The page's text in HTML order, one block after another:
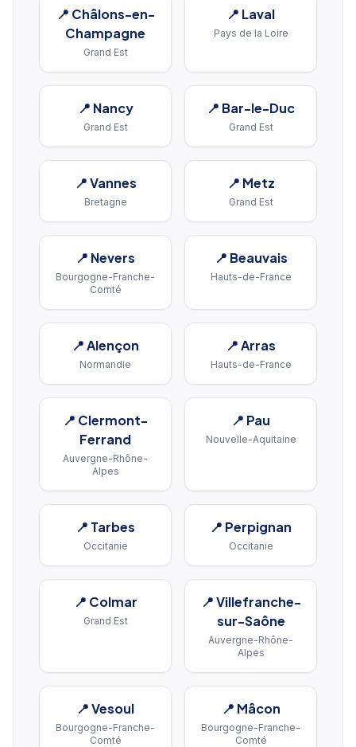
📍 Châlons-en-
Champagne
Grand Est
📍 Laval
Pays de la Loire
📍 Nancy
Grand Est
📍 Bar-le-Duc
Grand Est
📍Vannes
Bretagne
📍 Metz
Grand Est
📍 Nevers
Bourgogne-Franche-
Comté
📍 Beauvais
Hauts-de-France
📍Alençon
Normandie
📍Arras
Hauts-de-France
📍 Clermont-
Ferrand
Auvergne-Rhône-
Alpes
📍 Pau
Nouvelle-Aquitaine
📍 Tarbes
Occitanie
📍 Perpignan
Occitanie
📍 Colmar
Grand Est
📍Villefranche-
sur-Saône
Auvergne-Rhône-
Alpes
📍Vesoul
Bourgogne-Franche-
Comté
📍 Mâcon
Bourgogne-Franche-
Comté